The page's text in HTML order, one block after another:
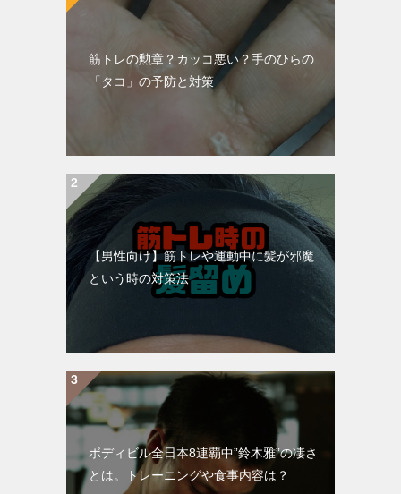
筋トレの勲章？カッコ悪い？手のひらの
「タコ」の予防と対策
【男性向け】筋トレや運動中に髪が邪魔
という時の対策法
ボディビル全日本8連覇中”鈴木雅”の凄さ
とは。トレーニングや食事内容は？